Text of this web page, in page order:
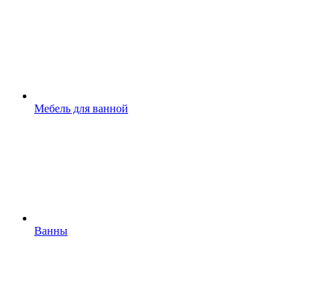
Мебель для ванной
Ванны